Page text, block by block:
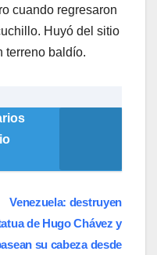
cuando regresaron
Huyó del sitio
terreno baldío.
Venezuela: destruyen
de Hugo Chávez y
su cabeza desde